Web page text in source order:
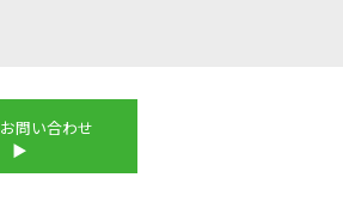
お問い合わせ